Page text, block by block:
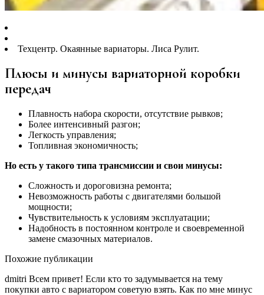
Техцентр. Окаянные вариаторы. Лиса Рулит.
Плюсы и минусы вариаторной коробки
передач
Плавность набора скорости, отсутствие рывков;
Более интенсивный разгон;
Легкость управления;
Топливная экономичность;
Но есть у такого типа трансмиссии и свои минусы:
Сложность и дороговизна ремонта;
Невозможность работы с двигателями большой
мощности;
Чувствительность к условиям эксплуатации;
Надобность в постоянном контроле и своевременной
замене смазочных материалов.
Похожие публикации
dmitri Всем привет! Если кто то задумывается на тему
покупки авто с вариатором советую взять. Как по мне минус